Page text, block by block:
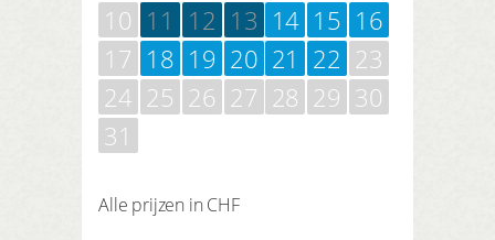
10 11 12 13 14 15 16
17 18 19 20 21 22 23
24 25 26 27 28 29 30
31
Alle prijzen in CHF